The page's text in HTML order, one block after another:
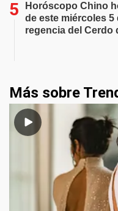
Horóscopo Chino
de este miércoles
regencia del Cerdo
Más sobre